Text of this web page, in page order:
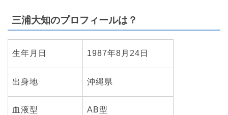
三浦大知のプロフィールは？
生年月日 1987年8月24日
出身地 沖縄県
血液型 AB型